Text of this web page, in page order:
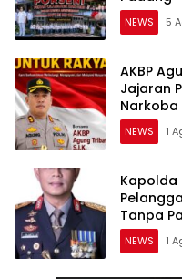
NEWS 5
AKBP
Jajaran
Narkoba
NEWS 1
Kapolda
Tanpa
NEWS 1